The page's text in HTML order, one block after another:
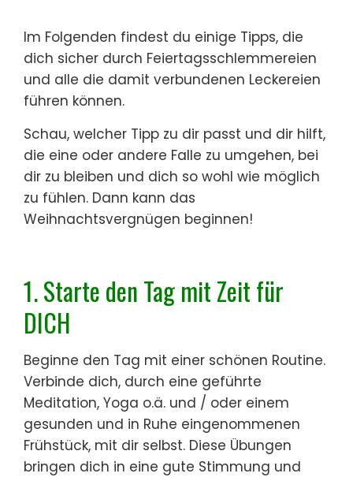
Im Folgenden findest du einige Tipps, die
dich sicher durch Feiertagsschlemmereien
und alle die damit verbundenen Leckereien
führen können.
Schau, welcher Tipp zu dir passt und dir hilft,
die eine oder andere Falle zu umgehen, bei
dir zu bleiben und dich so wohl wie möglich
zu fühlen. Dann kann das
Weihnachtsvergnügen beginnen!
1. Starte den Tag mit Zeit für
DICH
Beginne den Tag mit einer schönen Routine.
Verbinde dich, durch eine geführte
Meditation, Yoga o.ä. und / oder einem
gesunden und in Ruhe eingenommenen
Frühstück, mit dir selbst. Diese Übungen
bringen dich in eine gute Stimmung und